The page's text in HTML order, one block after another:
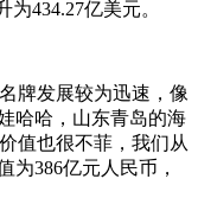
434.27亿美元。
牌发展较为迅速，像
哈哈，山东青岛的海
值也很不菲，我们从
为386亿元人民币，